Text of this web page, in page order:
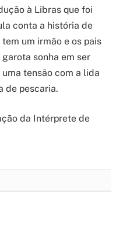
à Libras que foi
conta a história de
um irmão e os pais
sonha em ser
tensão com a lida
de pescaria.
da Intérprete de